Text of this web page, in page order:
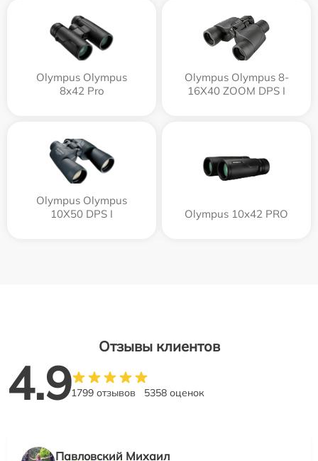
Olympus Olympus
8x42 Pro
Olympus Olympus 8-
16X40 ZOOM DPS I
Olympus Olympus
10X50 DPS I
Olympus 10x42 PRO
Отзывы клиентов
4.91799 отзывов 5358 оценок
Павловский Михаил